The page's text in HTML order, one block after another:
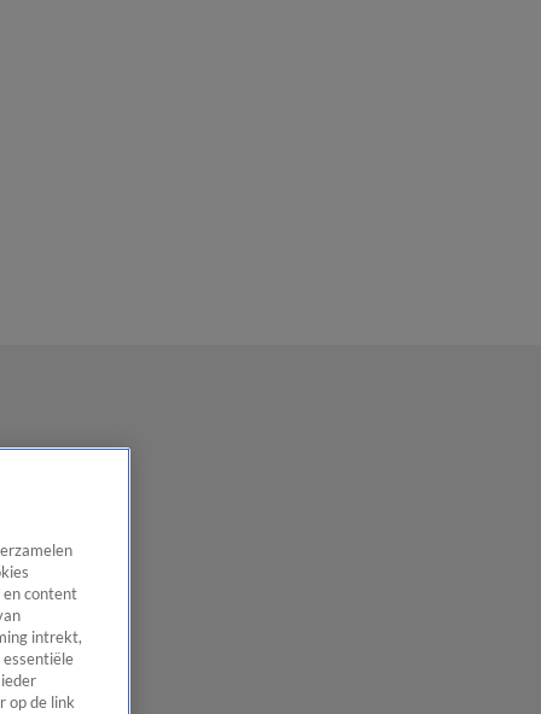
en content
intrekt,
op de link